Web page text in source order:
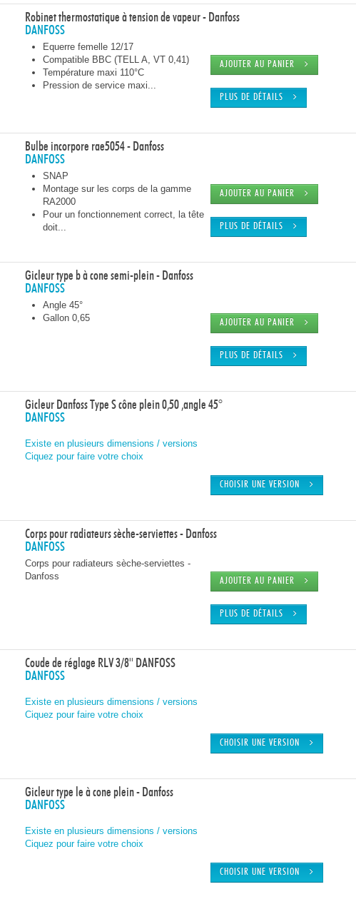
Robinet thermostatique à tension de vapeur - Danfoss
DANFOSS
Equerre femelle 12/17
Compatible BBC (TELL A, VT 0,41)
Température maxi 110°C
Pression de service maxi...
AJOUTER AU PANIER
PLUS DE DÉTAILS
Bulbe incorpore rae5054 - Danfoss
DANFOSS
SNAP
Montage sur les corps de la gamme
RA2000
Pour un fonctionnement correct, la tête
doit...
AJOUTER AU PANIER
PLUS DE DÉTAILS
Gicleur type b à cone semi-plein - Danfoss
DANFOSS
Angle 45°
Gallon 0,65
AJOUTER AU PANIER
PLUS DE DÉTAILS
Gicleur Danfoss Type S cône plein 0,50 ,angle 45°
DANFOSS
Existe en plusieurs dimensions / versions
Ciquez pour faire votre choix
CHOISIR UNE VERSION
Corps pour radiateurs sèche-serviettes - Danfoss
DANFOSS
Corps pour radiateurs sèche-serviettes -
Danfoss
AJOUTER AU PANIER
PLUS DE DÉTAILS
Coude de réglage RLV 3/8'' DANFOSS
DANFOSS
Existe en plusieurs dimensions / versions
Ciquez pour faire votre choix
CHOISIR UNE VERSION
Gicleur type le à cone plein - Danfoss
DANFOSS
Existe en plusieurs dimensions / versions
Ciquez pour faire votre choix
CHOISIR UNE VERSION